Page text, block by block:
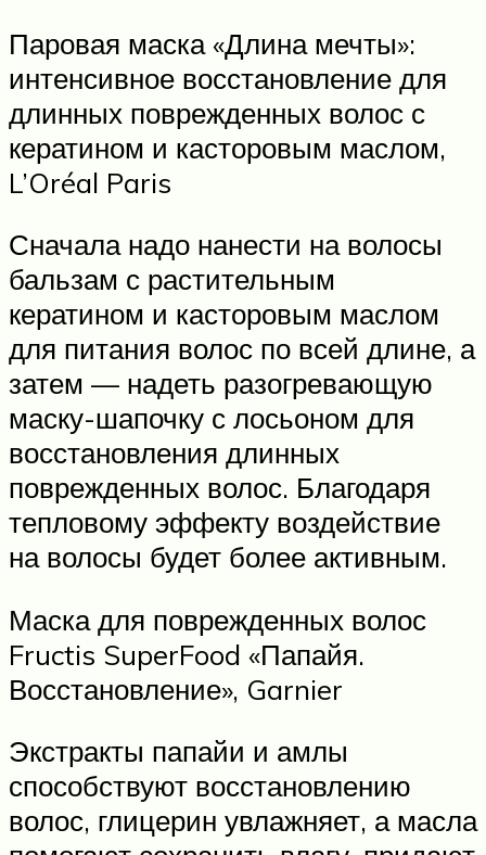
Паровая маска «Длина мечты»:
интенсивное восстановление для
длинных поврежденных волос с
кератином и касторовым маслом,
L’Oréal Paris
Сначала надо нанести на волосы
бальзам с растительным
кератином и касторовым маслом
для питания волос по всей длине, а
затем — надеть разогревающую
маску-шапочку с лосьоном для
восстановления длинных
поврежденных волос. Благодаря
тепловому эффекту воздействие
на волосы будет более активным.
Маска для поврежденных волос
Fructis SuperFood «Папайя.
Восстановление», Garnier
Экстракты папайи и амлы
способствуют восстановлению
волос, глицерин увлажняет, а масла